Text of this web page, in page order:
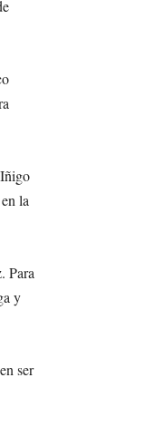
la
Para
y
ser